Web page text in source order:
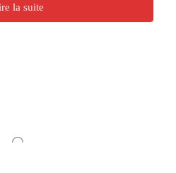
la suite